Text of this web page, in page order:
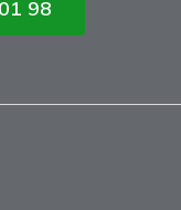
98